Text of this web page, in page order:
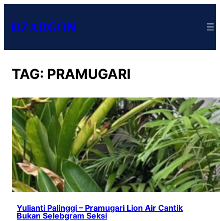
DZARGON
TAG: PRAMUGARI
Yulianti Palinggi – Pramugari Lion Air Cantik
Bukan Selebgram Seksi